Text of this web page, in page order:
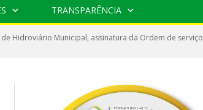
TRANSPARÊNCIA
Hidroviário Municipal, assinatura da Ordem de serviço